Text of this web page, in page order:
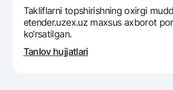
Qidirish
Foydali havolalar
Takliflarni topshirishning oxirgi
etender.uzex.uz maxsus axborot
ko‘rsatilgan.
Tanlov hujjatlari